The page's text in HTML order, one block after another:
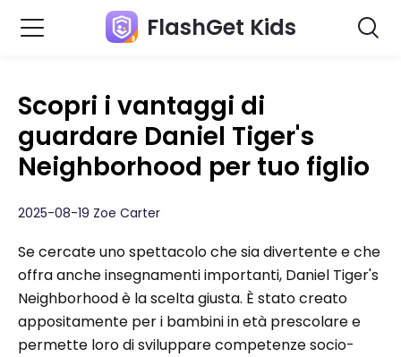
FlashGet Kids
Scopri i vantaggi di
guardare Daniel Tiger's
Neighborhood per tuo figlio
2025-08-19 Zoe Carter
Se cercate uno spettacolo che sia divertente e che
offra anche insegnamenti importanti, Daniel Tiger's
Neighborhood è la scelta giusta. È stato creato
appositamente per i bambini in età prescolare e
permette loro di sviluppare competenze socio-